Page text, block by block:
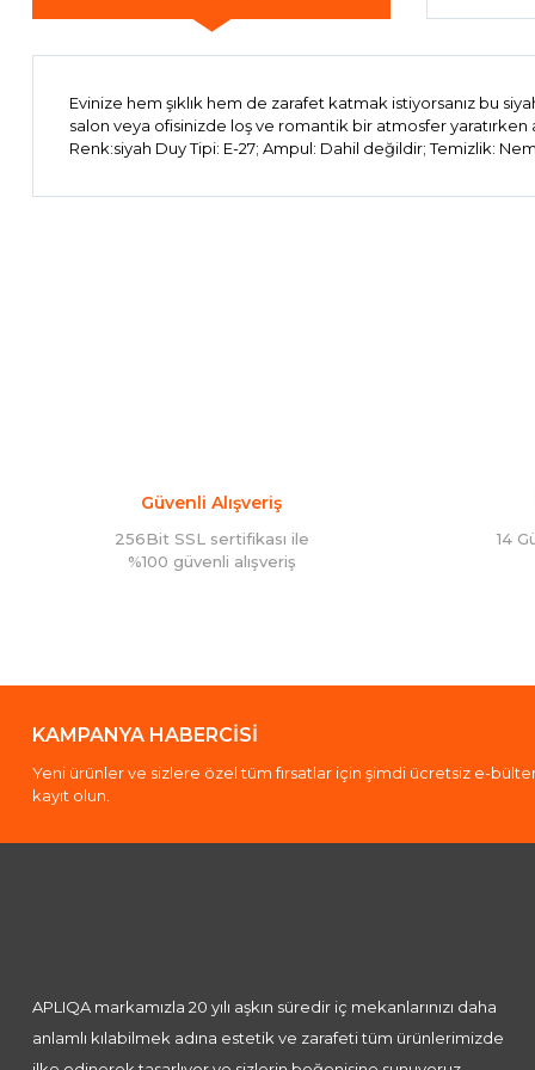
Evinize hem şıklık hem de zarafet katmak istiyorsanız bu
salon veya ofisinizde loş ve romantik bir atmosfer yaratırken
Renk:siyah Duy Tipi: E-27; Ampul: Dahil değildir; Temizlik:
Güvenli Alışveriş
256Bit SSL sertifikası ile
%100 güvenli alışveriş
14
KAMPANYA HABERCİSİ
Yeni ürünler ve sizlere özel tüm fırsatlar için şimdi ücretsiz e-
kayıt olun.
APLIQA markamızla 20 yılı aşkın süredir iç mekanlarınızı daha
anlamlı kılabilmek adına estetik ve zarafeti tüm ürünlerimizde